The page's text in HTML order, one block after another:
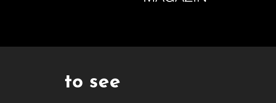
to see